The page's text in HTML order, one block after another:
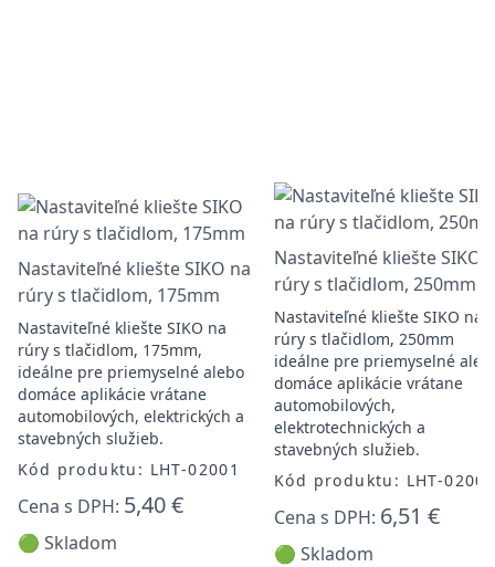
Nastaviteľné kliešte SIKO na
rúry s tlačidlom, 175mm
Nastaviteľné kliešte SIKO na
rúry s tlačidlom, 175mm,
ideálne pre priemyselné alebo
domáce aplikácie vrátane
automobilových, elektrických a
stavebných služieb.
Kód produktu: LHT-02001
Cena s DPH: 5,40 €
🟢 Skladom
Nastaviteľné kliešte SIKO
rúry s tlačidlom, 250mm
Nastaviteľné kliešte SIKO na
rúry s tlačidlom, 250mm
ideálne pre priemyselné
domáce aplikácie vrátane
automobilových,
elektrotechnických a
stavebných služieb.
Kód produktu: LHT-
Cena s DPH: 6,51 €
🟢 Skladom